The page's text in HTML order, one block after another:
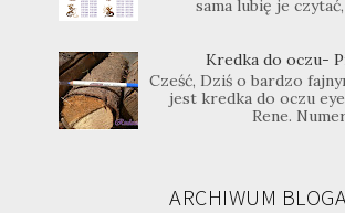
sama lubię je
Kredka do oczu-
Cześć, Dziś o bardzo
jest kredka do oczu
Rene.
ARCHIWUM